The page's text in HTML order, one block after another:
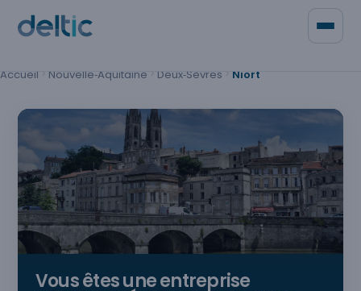
Qui sommes-nous
Contacter Deltic
Accueil Nouvelle‑Aquitaine Deux‑Sèvres Niort
Vous êtes une entreprise
Panneau de gestion des cookies